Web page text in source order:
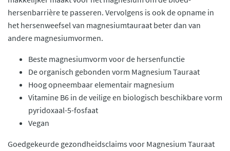
hersenbarrière te passeren. Vervolgens is ook de opname in
het hersenweefsel van magnesiumtauraat beter dan van
andere magnesiumvormen.
Beste magnesiumvorm voor de hersenfunctie
De organisch gebonden vorm Magnesium Tauraat
Hoog opneembaar elementair magnesium
Vitamine B6 in de veilige en biologisch beschikbare vorm
pyridoxaal-5-fosfaat
Vegan
Goedgekeurde gezondheidsclaims voor Magnesium Tauraat